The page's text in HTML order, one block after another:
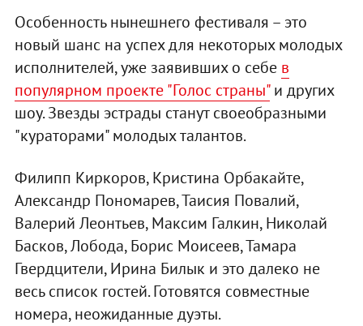
Особенность нынешнего фестиваля – это
новый шанс на успех для некоторых молодых
исполнителей, уже заявивших о себе в
популярном проекте "Голос страны"и других
шоу. Звезды эстрады станут своеобразными
"кураторами" молодых талантов.
Филипп Киркоров, Кристина Орбакайте,
Александр Пономарев, Таисия Повалий,
Валерий Леонтьев, Максим Галкин, Николай
Басков, Лобода, Борис Моисеев, Тамара
Гвердцители, Ирина Билык и это далеко не
весь список гостей. Готовятся совместные
номера, неожиданные дуэты.